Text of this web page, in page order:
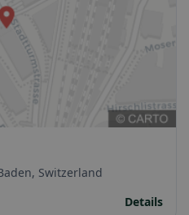
Switzerland
Details